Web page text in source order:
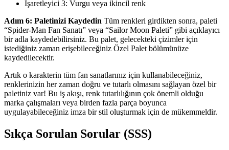
İşaretleyici 3: Vurgu veya ikincil renk
Adım 6: Paletinizi Kaydedin Tüm renkleri girdikten sonra, paleti
“Spider-Man Fan Sanatı” veya “Sailor Moon Paleti” gibi açıklayıcı
bir adla kaydedebilirsiniz. Bu palet, gelecekteki çizimler için
istediğiniz zaman erişebileceğiniz Özel Palet bölümünüze
kaydedilecektir.
Artık o karakterin tüm fan sanatlarınız için kullanabileceğiniz,
renklerinizin her zaman doğru ve tutarlı olmasını sağlayan özel bir
paletiniz var! Bu iş akışı, renk tutarlılığının çok önemli olduğu
marka çalışmaları veya birden fazla parça boyunca
uygulayabileceğiniz imza bir stil oluşturmak için de mükemmeldir.
Sıkça Sorulan Sorular (SSS)